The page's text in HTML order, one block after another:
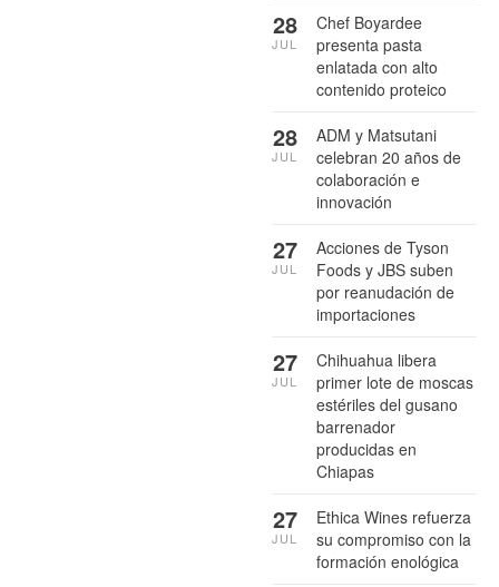
Chef Boyardee
presenta pasta
enlatada con alto
contenido proteico
28
JUL
ADM y Matsutani
celebran 20 años de
colaboración e
innovación
28
JUL
Acciones de Tyson
Foods y JBS suben
por reanudación de
importaciones
27
JUL
Chihuahua libera
primer lote de moscas
estériles del gusano
barrenador
producidas en
Chiapas
27
JUL
Ethica Wines refuerza
su compromiso con la
formación enológica
27
JUL